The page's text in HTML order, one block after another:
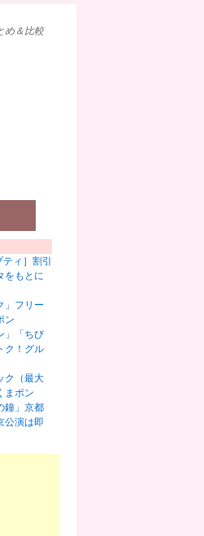
め＆比較
ィ］割引
をもとに
」フリー
ン
」「ちび
ク！グル
ク（最大
まポン
鐘」京都
公演は即